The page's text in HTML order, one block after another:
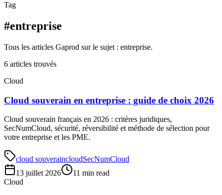
Tag
#entreprise
Tous les articles Gaprod sur le sujet : entreprise.
6 articles trouvés
Cloud
Cloud souverain en entreprise : guide de choix 2026
Cloud souverain français en 2026 : critères juridiques,
SecNumCloud, sécurité, réversibilité et méthode de sélection pour
votre entreprise et les PME.
cloud souveraincloudSecNumCloud
13 juillet 2026
11 min read
Cloud